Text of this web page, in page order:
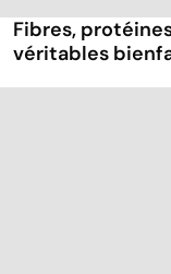
Fibres,
véritables